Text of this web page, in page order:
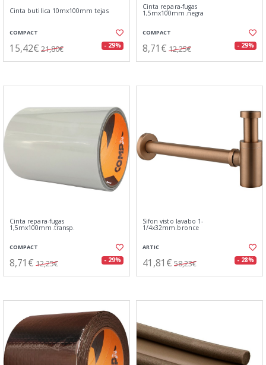
Cinta butilica 10mx100mm tejas
COMPACT
15,42€ 21,80€ - 29%
Cinta repara-fugas
1,5mx100mm.negra
COMPACT
8,71€ 12,25€ - 29%
Cinta repara-fugas
1,5mx100mm.transp.
COMPACT
8,71€ 12,25€ - 29%
Sifon visto lavabo 1-
1/4x32mm.bronce
ARTIC
41,81€ 58,23€ - 28%